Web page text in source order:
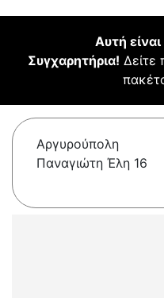
Αυτή
Συγχαρητήρια! Δείτε
Αργυρούπολη
Παναγιώτη Έλη 16